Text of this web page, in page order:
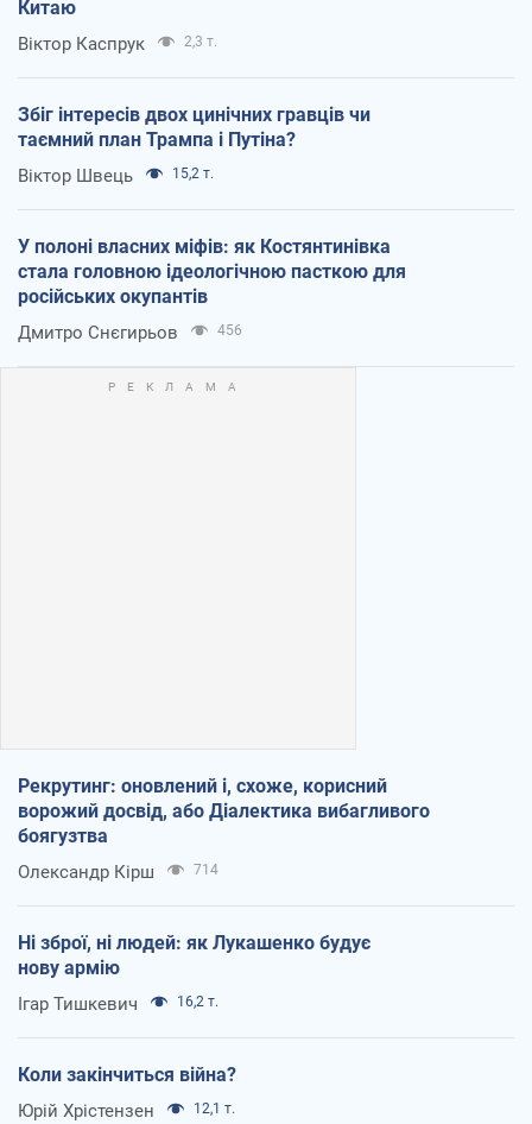
Китаю
Віктор Каспрук 2,3 т.
Збіг інтересів двох цинічних гравців чи
таємний план Трампа і Путіна?
Віктор Швець 15,2 т.
У полоні власних міфів: як Костянтинівка
стала головною ідеологічною пасткою для
російських окупантів
Дмитро Снєгирьов 456
Рекрутинг: оновлений і, схоже, корисний
ворожий досвід, або Діалектика вибагливого
боягузтва
Олександр Кірш 714
Ні зброї, ні людей: як Лукашенко будує
нову армію
Ігар Тишкевич 16,2 т.
Коли закінчиться війна?
Юрій Хрістензен 12,1 т.